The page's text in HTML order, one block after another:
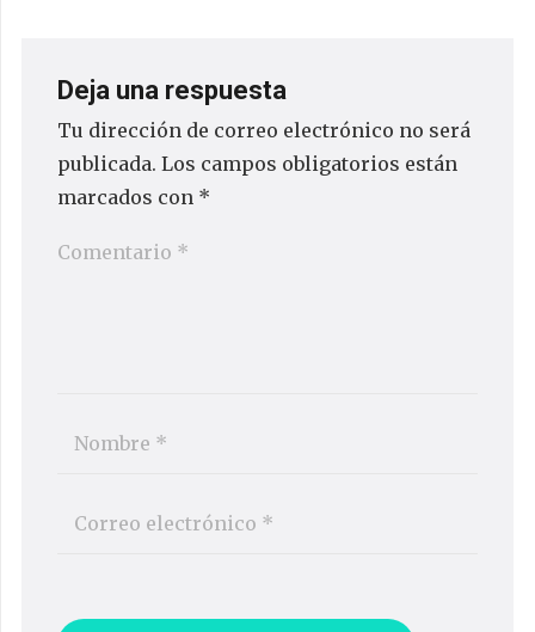
Deja una respuesta
Tu dirección de correo electrónico no será
publicada. Los campos obligatorios están
marcados con *